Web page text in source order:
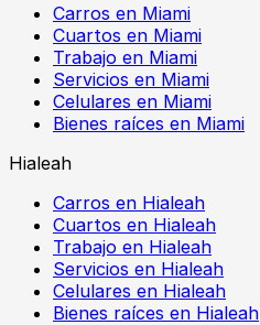
Carros en Miami
Cuartos en Miami
Trabajo en Miami
Servicios en Miami
Celulares en Miami
Bienes raíces en Miami
Hialeah
Carros en Hialeah
Cuartos en Hialeah
Trabajo en Hialeah
Servicios en Hialeah
Celulares en Hialeah
Bienes raíces en Hialeah